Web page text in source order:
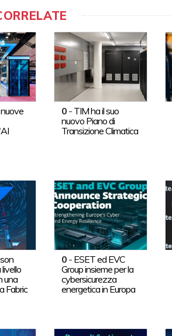
0 - TIM ha il suo
nuovo Piano di
Transizione Climatica
una
Fabric
0 - ESET ed EVC
Group insieme per la
cybersicurezza
energetica in Europa